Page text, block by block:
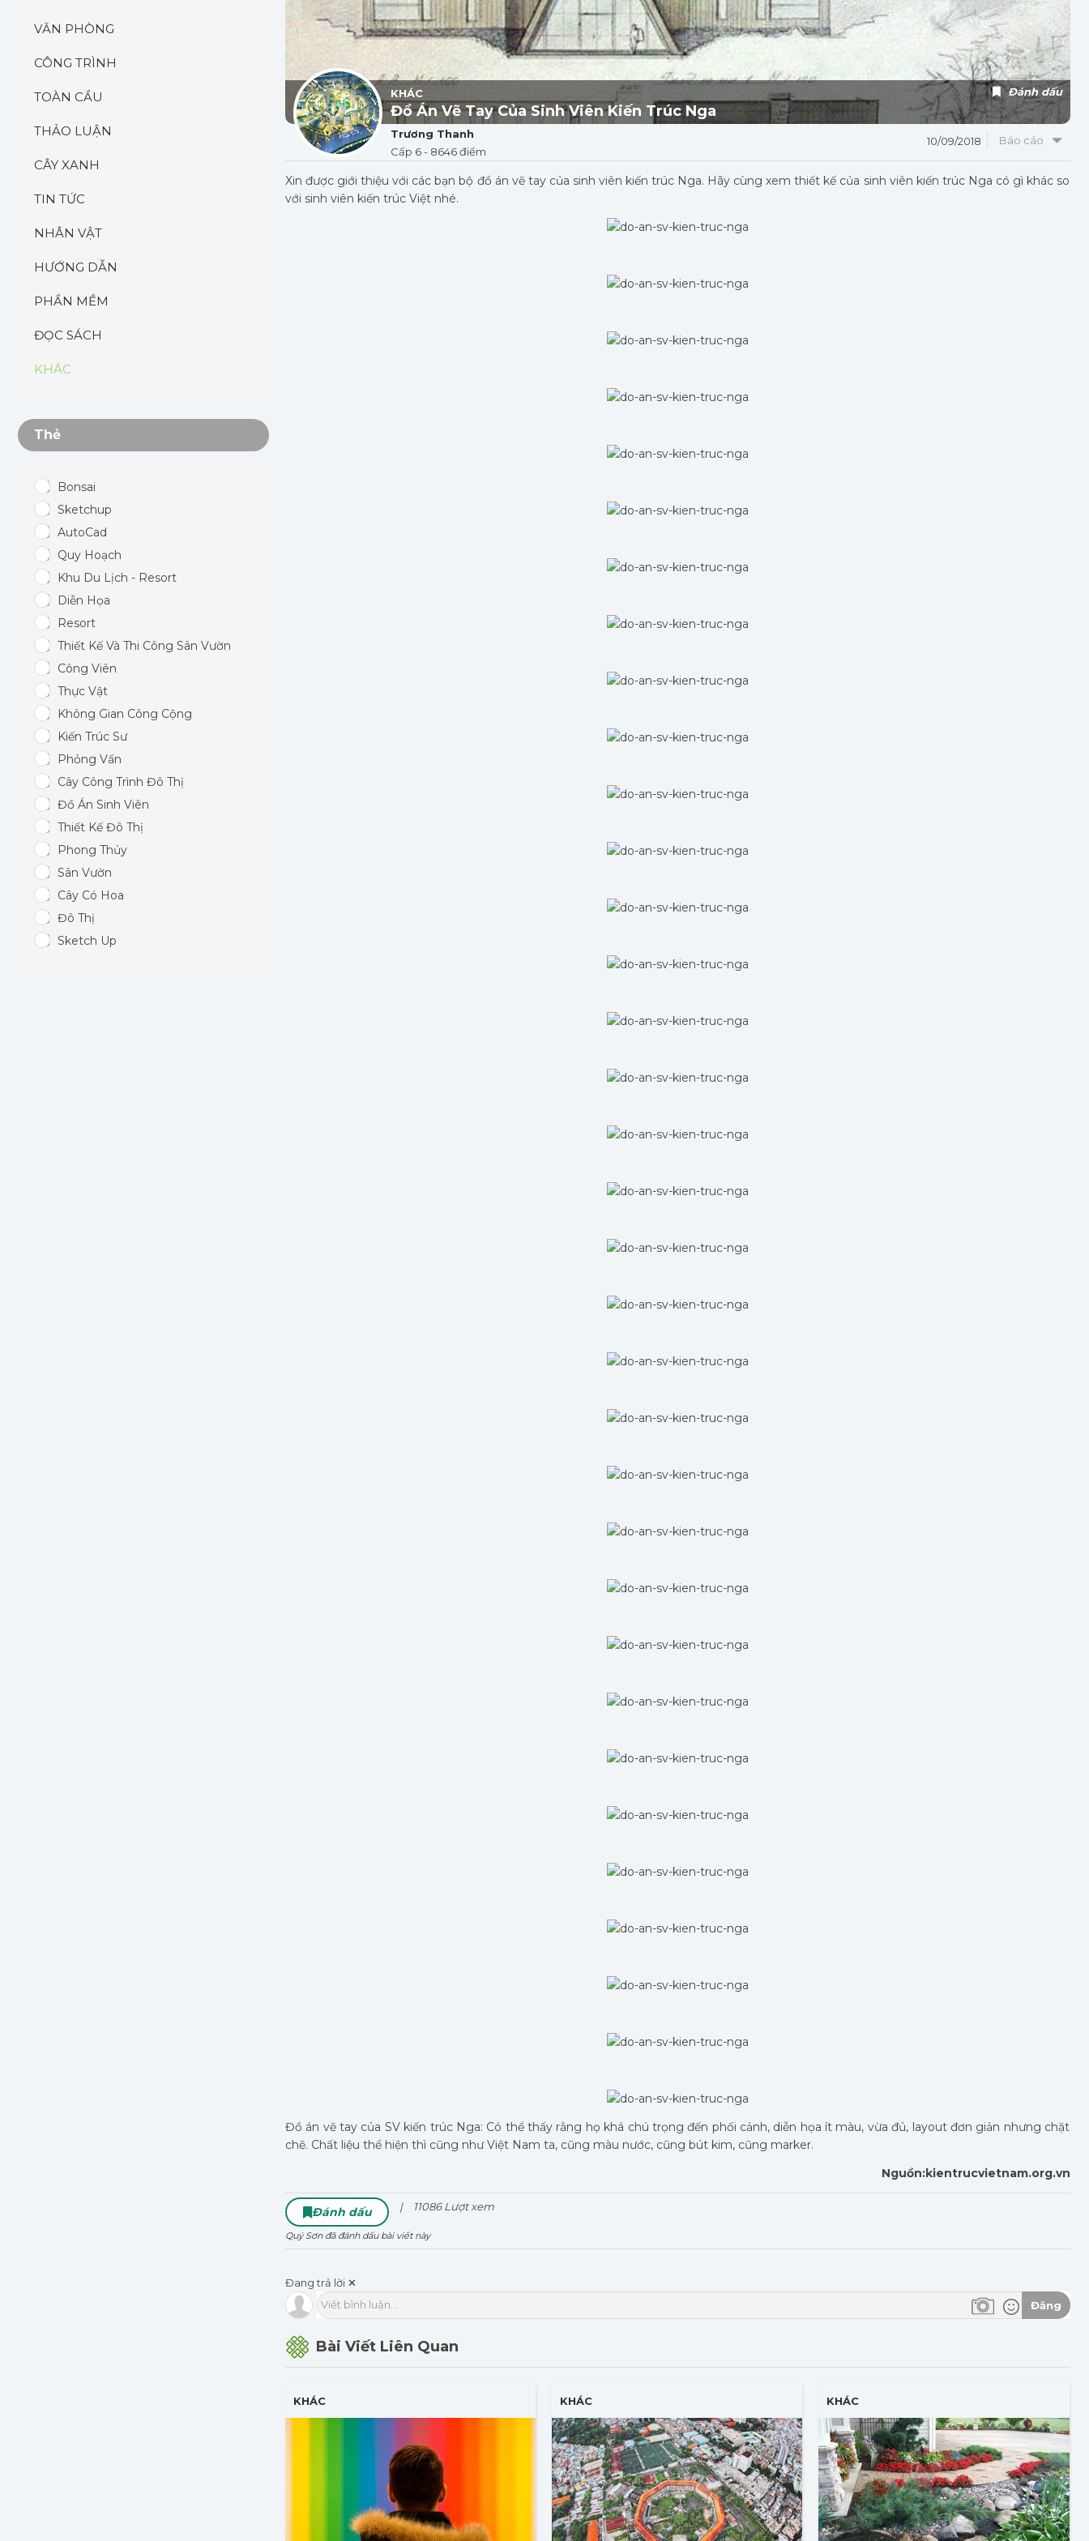
VĂN PHÒNG
CÔNG TRÌNH
TOÀN CẦU
THẢO LUẬN
CÂY XANH
TIN TỨC
NHÂN VẬT
HƯỚNG DẪN
PHẦN MỀM
ĐỌC SÁCH
KHÁC
Thẻ
Bonsai
Sketchup
AutoCad
Quy Hoạch
Khu Du Lịch - Resort
Diễn Họa
Resort
Thiết Kế Và Thi Công Sân Vườn
Công Viên
Thực Vật
Không Gian Công Cộng
Kiến Trúc Sư
Phỏng Vấn
Cây Công Trình Đô Thị
Đồ Án Sinh Viên
Thiết Kế Đô Thị
Phong Thủy
Sân Vườn
Cây Có Hoa
Đô Thị
Sketch Up
Trương Thanh
Cấp 6 - 8646 điểm
Đánh dấu
KHÁC
Đồ Án Vẽ Tay Của Sinh Viên Kiến Trúc Nga
10/09/2018 Báo cáo
Xin được giới thiệu với các bạn bộ đồ án vẽ tay của sinh viên kiến trúc Nga. Hãy cùng xem thiết kế của sinh viên kiến trúc Nga có gì khác so
với sinh viên kiến trúc Việt nhé.
Đồ án vẽ tay của SV kiến trúc Nga: Có thể thấy rằng họ khá chú trọng đến phối cảnh, diễn họa ít màu, vừa đủ, layout đơn giản nhưng chặt
chẽ. Chất liệu thể hiện thì cũng như Việt Nam ta, cũng màu nước, cũng bút kim, cũng marker.
Nguồn:kientrucvietnam.org.vn
Đánh dấu | 11086 Lượt xem
Quý Sơn đã đánh dấu bài viết này
Đang trả lời ✕
Viết bình luận...
Đăng
Bài Viết Liên Quan
KHÁC KHÁC KHÁC